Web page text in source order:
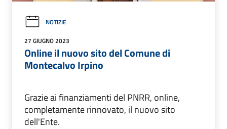
NOTIZIE
27 GIUGNO 2023
Online il nuovo sito del Comune di
Montecalvo Irpino
Grazie ai finanziamenti del PNRR, online,
completamente rinnovato, il nuovo sito
dell'Ente.